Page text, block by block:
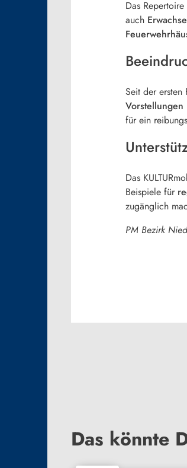
Das
auch
Seit der ersten
Vorstellungen
für ein
Das
Beispiele für
zugänglich
PM Bezirk
Das könnte